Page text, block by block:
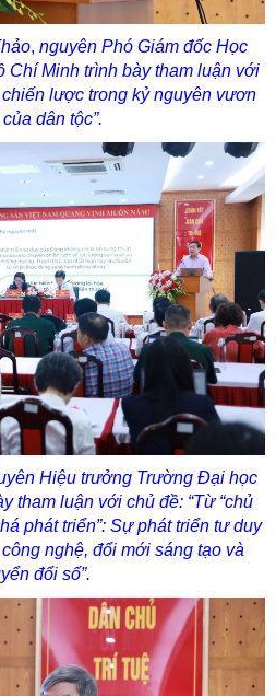
, nguyên Phó Giám đốc Học
Chí Minh trình bày tham luận với
lược trong kỷ nguyên vươn
dân tộc”.
Hiệu trưởng Trường Đại học
tham luận với chủ đề: “Từ “chủ
phát triển”: Sự phát triển tư duy
nghệ, đổi mới sáng tạo và
đổi số”.